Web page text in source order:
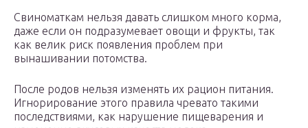
Свиноматкам нельзя давать слишком много корма,
даже если он подразумевает овощи и фрукты, так
как велик риск появления проблем при
вынашивании потомства.
После родов нельзя изменять их рацион питания.
Игнорирование этого правила чревато такими
последствиями, как нарушение пищеварения и